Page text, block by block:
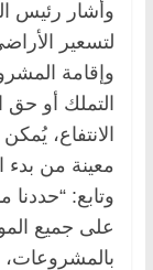
وأشار رئيس
لتسعير
وإقامة
التملك أو حق
الانتفاع،
معينة من
على جميع
بالمشروعات،